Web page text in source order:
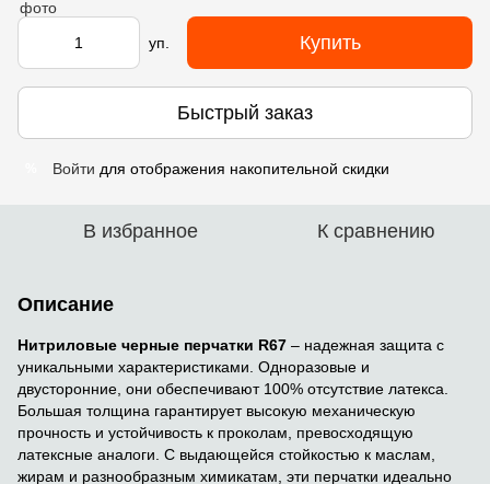
уп. Купить
Быстрый заказ
Войти для отображения накопительной скидки
В избранное К сравнению
Описание
Нитриловые черные перчатки R67 – надежная защита с
уникальными характеристиками. Одноразовые и
двусторонние, они обеспечивают 100% отсутствие латекса.
Большая толщина гарантирует высокую механическую
прочность и устойчивость к проколам, превосходящую
латексные аналоги. С выдающейся стойкостью к маслам,
жирам и разнообразным химикатам, эти перчатки идеально